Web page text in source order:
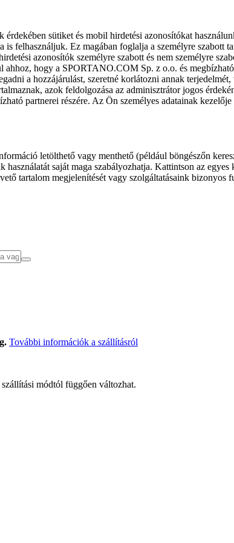
sütiket és mobil hirdetési azonosítókat
is felhasználjuk. Ez magában foglalja a személyre szabott
azonosítók személyre szabott és nem személyre
hogy a SPORTANO.COM Sp. z o.o. és
a hozzájárulást, szeretné korlátozni annak
azok feldolgozása az adminisztrátor jogos
partnerei részére. Az Ön személyes adatainak
letölthető vagy menthető (például böngészőn
saját maga szabályozhatja. Kattintson az
tartalom megjelenítését vagy szolgáltatásaink bizonyos
További információk a szállításról
módtól függően változhat.